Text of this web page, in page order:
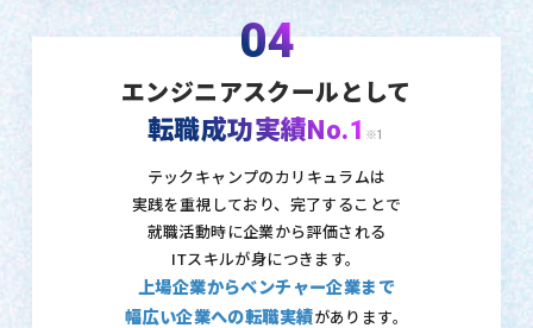
04
エンジニアスクールとして
転職成功実績No.1 ※1
テックキャンプのカリキュラムは
実践を重視しており、 完了することで
就職活動時に企業から評価される
ITスキルが身につきます。
上場企業からベンチャー企業まで
幅広い企業への転職実績があります。